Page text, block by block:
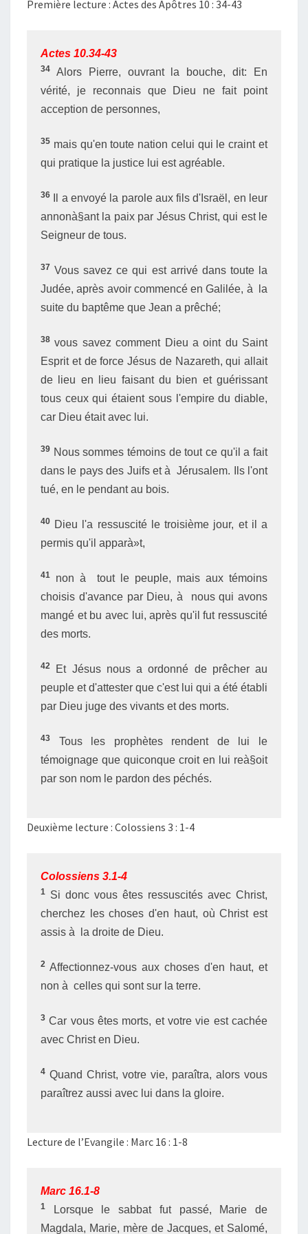
Première lecture : Actes des Apôtres 10 : 34-43
Actes 10.34-43
34
Alors Pierre, ouvrant la bouche, dit: En
vérité, je reconnais que Dieu ne fait point
acception de personnes,
35 mais qu'en toute nation celui qui le craint et
qui pratique la justice lui est agréable.
36
Il a envoyé la parole aux fils d'Israël, en leur
annonà§ant la paix par Jésus Christ, qui est le
Seigneur de tous.
37 Vous savez ce qui est arrivé dans toute la
Judée, après avoir commencé en Galilée, à la
suite du baptême que Jean a prêché;
38 vous savez comment Dieu a oint du Saint
Esprit et de force Jésus de Nazareth, qui allait
de lieu en lieu faisant du bien et guérissant
tous ceux qui étaient sous l'empire du diable,
car Dieu était avec lui.
39 Nous sommes témoins de tout ce qu'il a fait
dans le pays des Juifs et à Jérusalem. Ils l'ont
tué, en le pendant au bois.
40 Dieu l'a ressuscité le troisième jour, et il a
permis qu'il apparà»t,
41
non à tout le peuple, mais aux témoins
choisis d'avance par Dieu, à nous qui avons
mangé et bu avec lui, après qu'il fut ressuscité
des morts.
42
Et Jésus nous a ordonné de prêcher au
peuple et d'attester que c'est lui qui a été établi
par Dieu juge des vivants et des morts.
43
Tous les prophètes rendent de lui le
témoignage que quiconque croit en lui reà§oit
par son nom le pardon des péchés.
Deuxième lecture : Colossiens 3 : 1-4
Colossiens 3.1-4
1 Si donc vous êtes ressuscités avec Christ,
cherchez les choses d'en haut, où Christ est
assis à la droite de Dieu.
2 Affectionnez-vous aux choses d'en haut, et
non à celles qui sont sur la terre.
3 Car vous êtes morts, et votre vie est cachée
avec Christ en Dieu.
4 Quand Christ, votre vie, paraîtra, alors vous
paraîtrez aussi avec lui dans la gloire.
Lecture de l’Evangile : Marc 16 : 1-8
Marc 16.1-8
1
Lorsque le sabbat fut passé, Marie de
Magdala, Marie, mère de Jacques, et Salomé,